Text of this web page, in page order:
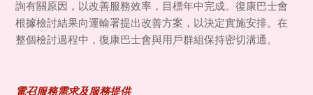
詢有關原因，以改善服務效率，目標年中完成。復康巴士會
根據檢討結果向運輸署提出改善方案，以決定實施安排。在
整個檢討過程中，復康巴士會與用戶群組保持密切溝通。
電召服務需求及服務提供